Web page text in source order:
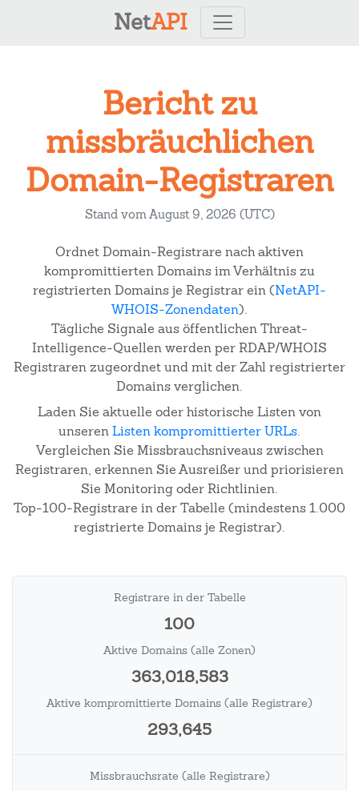
NetAPI
Bericht zu
missbräuchlichen
Domain-Registraren
Stand vom August 9, 2026 (UTC)
Ordnet Domain-Registrare nach aktiven
kompromittierten Domains im Verhältnis zu
registrierten Domains je Registrar ein (NetAPI-
WHOIS-Zonendaten).
Tägliche Signale aus öffentlichen Threat-
Intelligence-Quellen werden per RDAP/WHOIS
Registraren zugeordnet und mit der Zahl registrierter
Domains verglichen.
Laden Sie aktuelle oder historische Listen von
unserenListen kompromittierter URLs.
Vergleichen Sie Missbrauchsniveaus zwischen
Registraren, erkennen Sie Ausreißer und priorisieren
Sie Monitoring oder Richtlinien.
Top-100-Registrare in der Tabelle (mindestens 1.000
registrierte Domains je Registrar).
Registrare in der Tabelle
100
Aktive Domains (alle Zonen)
363,018,583
Aktive kompromittierte Domains (alle Registrare)
293,645
Missbrauchsrate (alle Registrare)